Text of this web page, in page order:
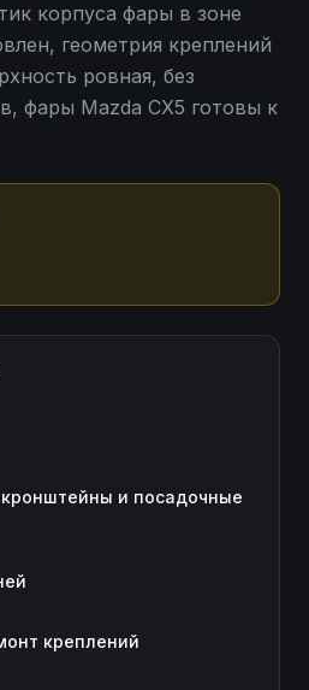
корпуса фары в зоне
геометрия креплений
ровная, без
фары Mazda CX5 готовы к
и посадочные
креплений